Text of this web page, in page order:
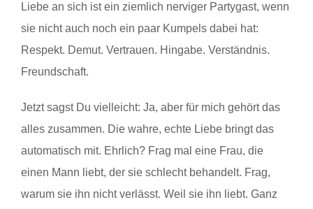
Liebe an sich ist ein ziemlich nerviger Partygast, wenn
sie nicht auch noch ein paar Kumpels dabei hat:
Respekt. Demut. Vertrauen. Hingabe. Verständnis.
Freundschaft.
Jetzt sagst Du vielleicht: Ja, aber für mich gehört das
alles zusammen. Die wahre, echte Liebe bringt das
automatisch mit. Ehrlich? Frag mal eine Frau, die
einen Mann liebt, der sie schlecht behandelt. Frag,
warum sie ihn nicht verlässt. Weil sie ihn liebt. Ganz